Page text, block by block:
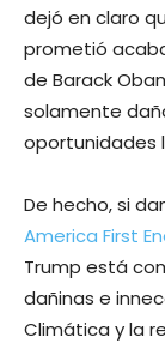
dejó en claro
prometió
de Barack
solamente
oportunidades
De hecho, si
America First
Trump está
dañinas e
Climática y la